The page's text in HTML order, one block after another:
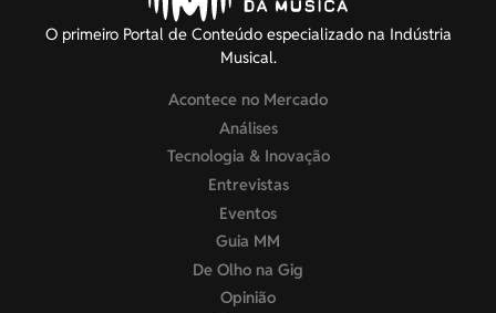
O primeiro Portal de Conteúdo especializado na Indústria
Musical.
Acontece no Mercado
Análises
Tecnologia & Inovação
Entrevistas
Eventos
Guia MM
De Olho na Gig
Opinião